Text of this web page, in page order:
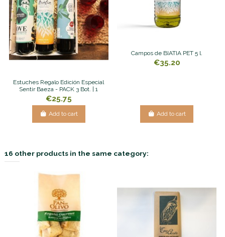
Estuches Regalo Edición Especial
Sentir Baeza - PACK 3 Bot. | 1
€25.75
Add to cart
Campos de BIATIA PET 5 l.
€35.20
Add to cart
16 other products in the same category: